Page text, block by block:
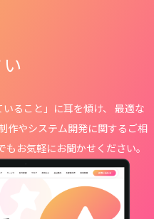
ること」に耳を傾け、 最適な
作やシステム開発に関するご相
お気軽にお聞かせください。